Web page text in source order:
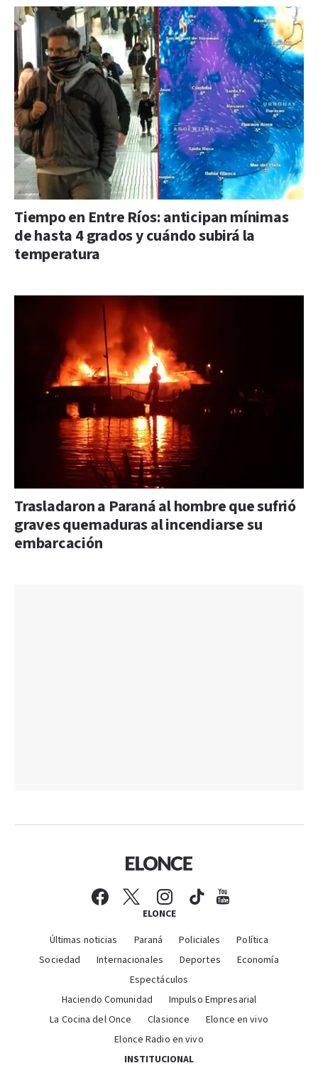
Tiempo en Entre Ríos: anticipan mínimas
de hasta 4 grados y cuándo subirá la
temperatura
Trasladaron a Paraná al hombre que sufrió
graves quemaduras al incendiarse su
embarcación
ELONCE
Últimas noticias Paraná Policiales
Política
Sociedad
Internacionales Deportes
Economía
Espectáculos
Haciendo Comunidad
Impulso Empresarial
La Cocina del Once
Clasionce
Elonce en vivo
Elonce Radio en vivo
INSTITUCIONAL